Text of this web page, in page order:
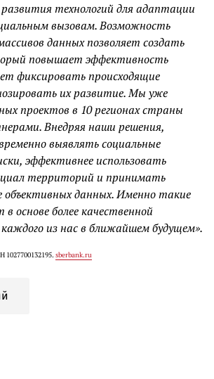
технологий для адаптации
вызовам. Возможность
данных позволяет создать
повышает эффективность
фиксировать происходящие
их развитие. Мы уже
проектов в 10 регионах страны
Внедряя наши решения,
выявлять социальные
эффективнее использовать
территорий и принимать
объективных данных. Именно такие
основе более качественной
из нас в ближайшем будущем».
1027700132195. sberbank.ru